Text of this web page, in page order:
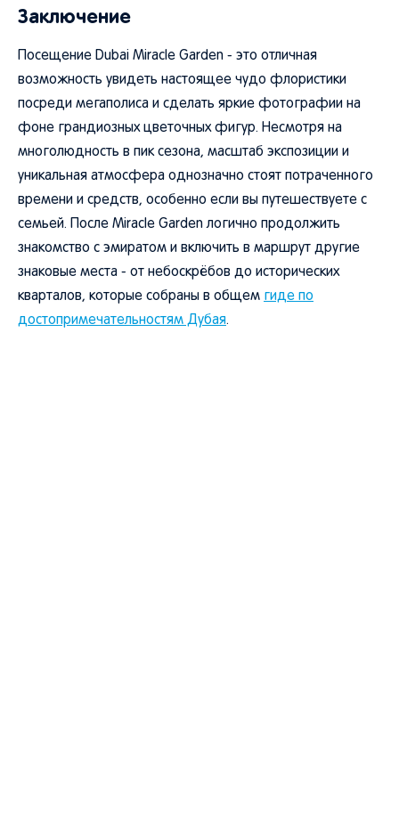
Заключение
Посещение Dubai Miracle Garden - это отличная
возможность увидеть настоящее чудо флористики
посреди мегаполиса и сделать яркие фотографии на
фоне грандиозных цветочных фигур. Несмотря на
многолюдность в пик сезона, масштаб экспозиции и
уникальная атмосфера однозначно стоят потраченного
времени и средств, особенно если вы путешествуете с
семьей. После Miracle Garden логично продолжить
знакомство с эмиратом и включить в маршрут другие
знаковые места - от небоскрёбов до исторических
кварталов, которые собраны в общем гиде по
достопримечательностям Дубая.